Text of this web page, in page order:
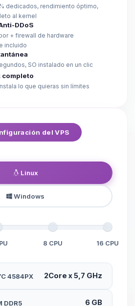
dedicados, rendimiento óptimo,
al kernel
DDoS
+ firewall de hardware
incluido
SO instalado en un clic
completo
lo que quieras sin límites
del VPS
Linux
Windows
8 CPU 16 CPU
4584PX 2Core x 5,7 GHz
DDR5 6 GB